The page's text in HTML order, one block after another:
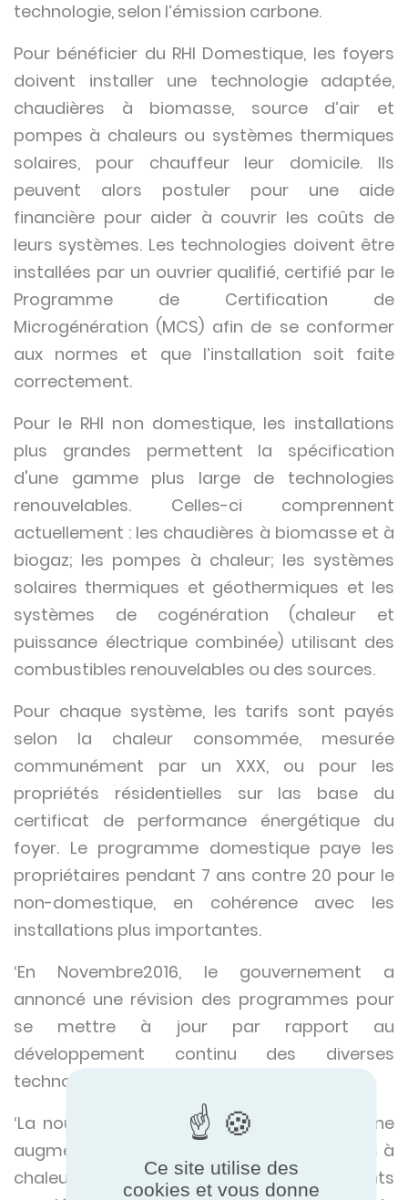
technologie, selon l’émission carbone.
Pour bénéficier du RHI Domestique, les foyers
doivent installer une technologie adaptée,
chaudières à biomasse, source d’air et
pompes à chaleurs ou systèmes thermiques
solaires, pour chauffeur leur domicile. Ils
peuvent alors postuler pour une aide
financière pour aider à couvrir les coûts de
leurs systèmes. Les technologies doivent être
installées par un ouvrier qualifié, certifié par le
Programme de Certification de
Microgénération (MCS) afin de se conformer
aux normes et que l’installation soit faite
correctement.
Pour le RHI non domestique, les installations
plus grandes permettent la spécification
d'une gamme plus large de technologies
renouvelables. Celles-ci comprennent
actuellement : les chaudières à biomasse et à
biogaz; les pompes à chaleur; les systèmes
solaires thermiques et géothermiques et les
systèmes de cogénération (chaleur et
puissance électrique combinée) utilisant des
combustibles renouvelables ou des sources.
Pour chaque système, les tarifs sont payés
selon la chaleur consommée, mesurée
communément par un XXX, ou pour les
propriétés résidentielles sur las base du
certificat de performance énergétique du
foyer. Le programme domestique paye les
propriétaires pendant 7 ans contre 20 pour le
non-domestique, en cohérence avec les
installations plus importantes.
‘En Novembre2016, le gouvernement a
annoncé une révision des programmes pour
se mettre à jour par rapport au
développement continu des diverses
technologies.
‘La nouvelle version du programme a vu une
augmentation des primes pour les pompes à
chaleur à source d’air, 25 % de paiements
Ce site utilise des
cookies et vous donne